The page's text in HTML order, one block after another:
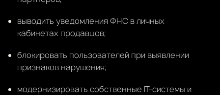
выводить уведомления ФНС в личных
кабинетах продавцов;
блокировать пользователей при выявлении
признаков нарушения;
модернизировать собственные IT-системы и